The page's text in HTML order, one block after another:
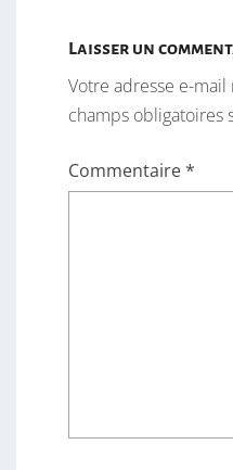
Laisser un
Votre adresse e-
champs obligatoires
Commentaire*